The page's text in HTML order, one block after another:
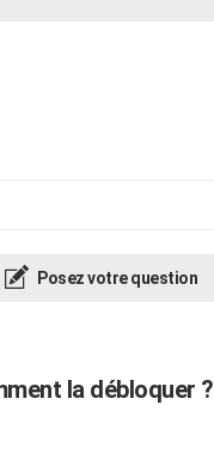
Posez votre question
la débloquer ?